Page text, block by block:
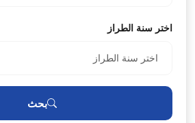
اختر سنة الطراز
اختر سنة الطراز
بحث